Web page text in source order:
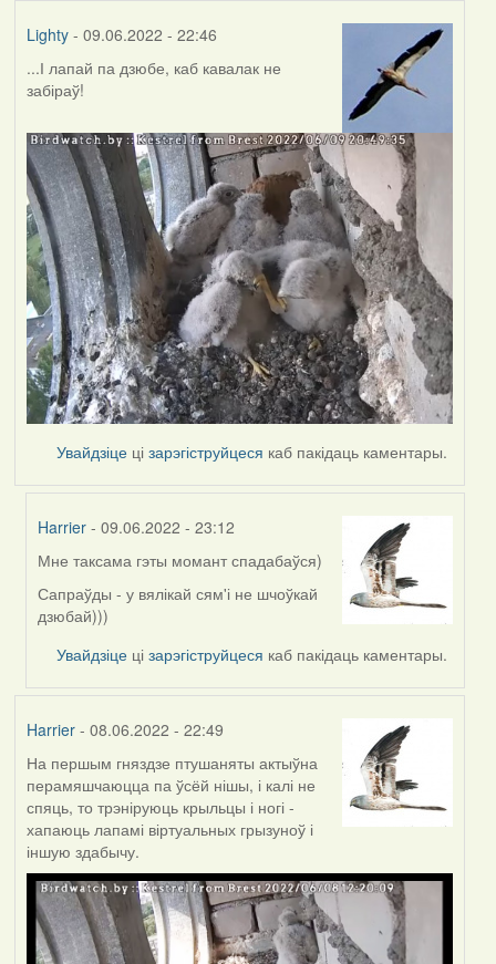
Lighty- 09.06.2022 - 22:46
...І лапай па дзюбе, каб кавалак не
забіраў!
Увайдзіце цізарэгіструйцеся каб пакідаць каментары.
Harrier - 09.06.2022 - 23:12
In
reply
to
Lighty
Мне таксама гэты момант спадабаўся)
Сапраўды - у вялікай сям'і не шчоўкай
дзюбай)))
Увайдзіце цізарэгіструйцеся каб пакідаць каментары.
Harrier- 08.06.2022 - 22:49
На першым гняздзе птушаняты актыўна
перамяшчаюцца па ўсёй нішы, і калі не
спяць, то трэніруюць крыльцы і ногі -
хапаюць лапамі віртуальных грызуноў і
іншую здабычу.